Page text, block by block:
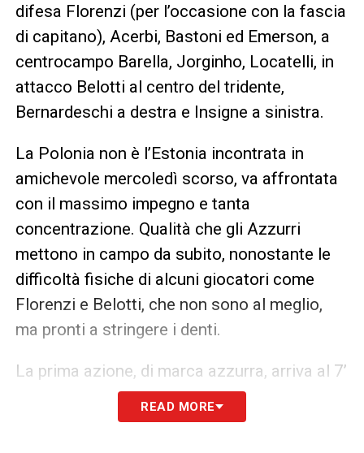
difesa Florenzi (per l’occasione con la fascia
di capitano), Acerbi, Bastoni ed Emerson, a
centrocampo Barella, Jorginho, Locatelli, in
attacco Belotti al centro del tridente,
Bernardeschi a destra e Insigne a sinistra.
La Polonia non è l’Estonia incontrata in
amichevole mercoledì scorso, va affrontata
con il massimo impegno e tanta
concentrazione. Qualità che gli Azzurri
mettono in campo da subito, nonostante le
difficoltà fisiche di alcuni giocatori come
Florenzi e Belotti, che non sono al meglio,
ma pronti a stringere i denti.
La prima azione, di marca azzurra, arriva al 7’
con un tacco di Barella che smarca
Bernardeschi, ma il tiro viene respinto prima
READ MORE